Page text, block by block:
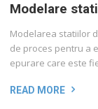
Modelare
Modelarea statiilor
de proces pentru a
epurare care este
READ MORE